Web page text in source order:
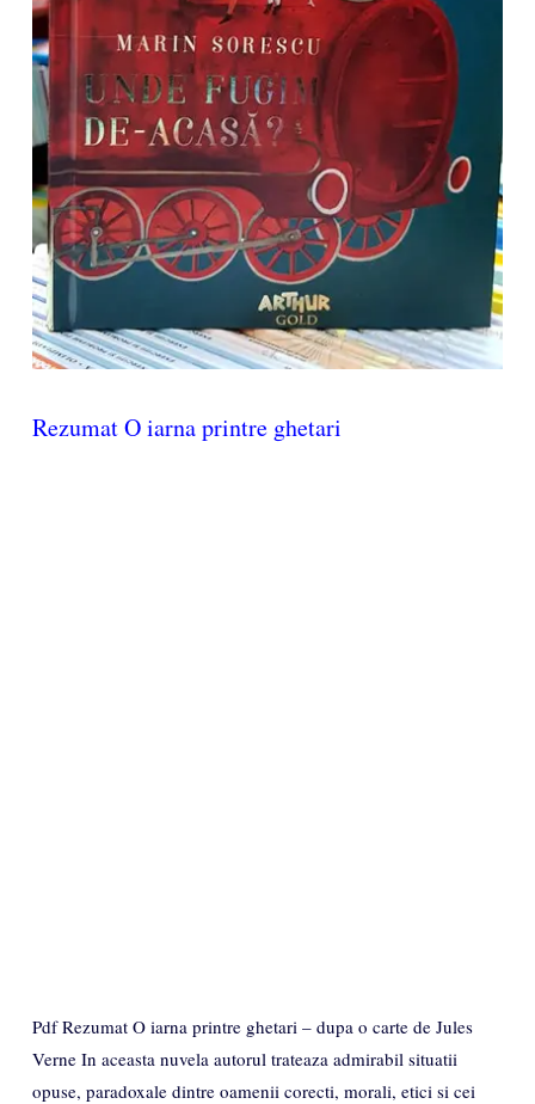
Rezumat O iarna printre ghetari
Pdf Rezumat O iarna printre ghetari – dupa o carte de Jules
Verne In aceasta nuvela autorul trateaza admirabil situatii
opuse, paradoxale dintre oamenii corecti, morali, etici si cei